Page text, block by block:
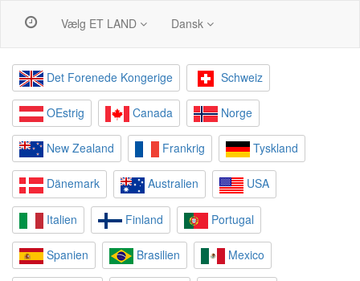
Vælg ET LAND Dansk
Det Forenede Kongerige Schweiz
OEstrig Canada Norge
New Zealand Frankrig Tyskland
Dänemark Australien USA
Italien Finland Portugal
Spanien Brasilien Mexico